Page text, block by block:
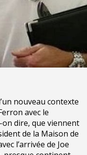
nouveau contexte
avec le
dire, que viennent
de la Maison de
l’arrivée de Joe